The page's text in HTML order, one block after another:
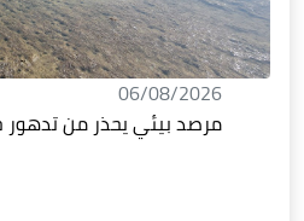
06/08/2026
مرصد بيئي يحذر من تدهور